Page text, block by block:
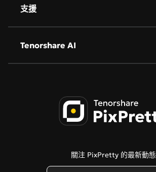
關注 PixPretty 的最新動態
AI 背景去除
AI 圖像翻譯
AI 人像精修
AI 公仔生成器
支援
隱私政策
Tenorshare AI
Tenorshare AI 圖像檢測器
PDNob 線上編輯器